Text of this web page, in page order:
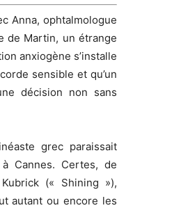
Anna, ophtalmologue
de Martin, un étrange
anxiogène s’installe
sensible et qu’un
décision non sans
grec paraissait
Cannes. Certes, de
(« Shining »),
autant ou encore les